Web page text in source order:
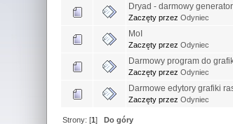
Dryad - darmowy
Zaczęty przezOdyniec
MoI
Zaczęty przezOdyniec
Darmowy program do
Zaczęty przezOdyniec
Darmowe edytory grafiki
Zaczęty przezOdyniec
Strony: [1]Do góry